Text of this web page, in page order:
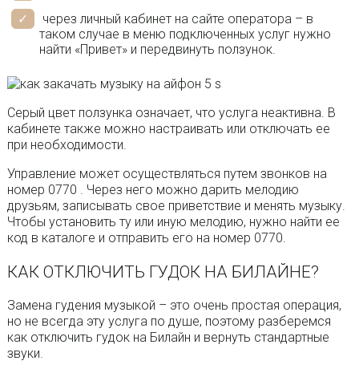
через личный кабинет на сайте оператора – в
таком случае в меню подключенных услуг нужно
найти «Привет» и передвинуть ползунок.
Серый цвет ползунка означает, что услуга неактивна. В
кабинете также можно настраивать или отключать ее
при необходимости.
Управление может осуществляться путем звонков на
номер 0770 . Через него можно дарить мелодию
друзьям, записывать свое приветствие и менять музыку.
Чтобы установить ту или иную мелодию, нужно найти ее
код в каталоге и отправить его на номер 0770.
КАК ОТКЛЮЧИТЬ ГУДОК НА БИЛАЙНЕ?
Замена гудения музыкой – это очень простая операция,
но не всегда эту услуга по душе, поэтому разберемся
как отключить гудок на Билайн и вернуть стандартные
звуки.